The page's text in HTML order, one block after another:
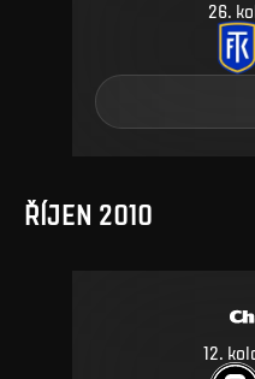
26.
ŘÍJEN 2010
12.